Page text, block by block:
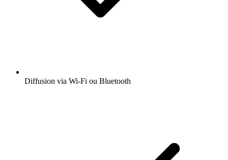
Diffusion via Wi-Fi ou Bluetooth